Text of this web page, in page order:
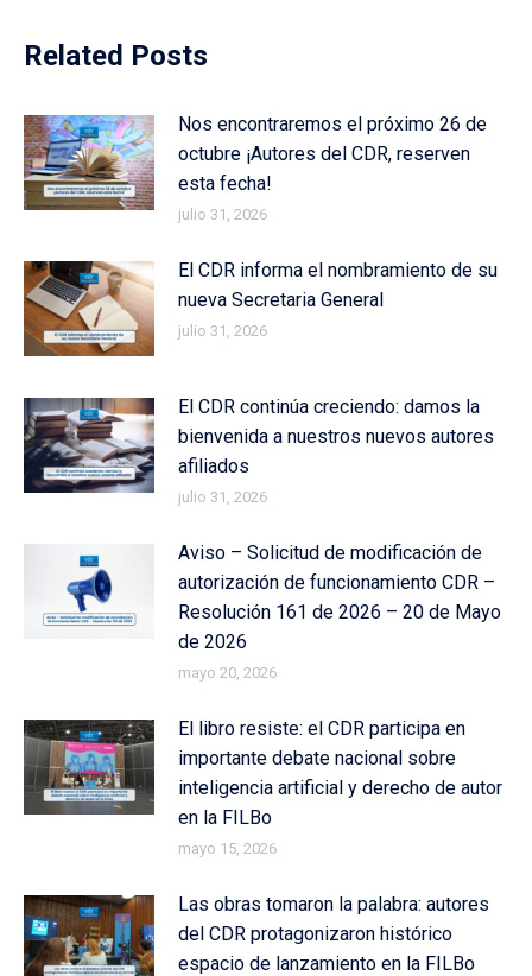
Related Posts
Nos encontraremos el próximo 26 de
octubre ¡Autores del CDR, reserven
esta fecha!
julio 31, 2026
El CDR informa el nombramiento de su
nueva Secretaria General
julio 31, 2026
El CDR continúa creciendo: damos la
bienvenida a nuestros nuevos autores
afiliados
julio 31, 2026
Aviso – Solicitud de modificación de
autorización de funcionamiento CDR –
Resolución 161 de 2026 – 20 de Mayo
de 2026
mayo 20, 2026
El libro resiste: el CDR participa en
importante debate nacional sobre
inteligencia artificial y derecho de autor
en la FILBo
mayo 15, 2026
Las obras tomaron la palabra: autores
del CDR protagonizaron histórico
espacio de lanzamiento en la FILBo